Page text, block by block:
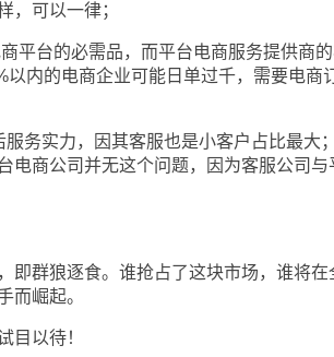
，可以一律；
台的必需品，而平台电商服务提供商
内的电商企业可能日单过千，需要电商
务实力，因其客服也是小客户占比最大
电商公司并无这个问题，因为客服公司与
群狼逐食。谁抢占了这块市场，谁将在
而崛起。
以待！